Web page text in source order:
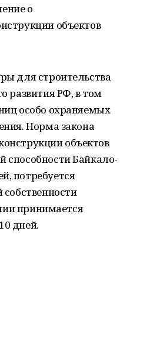
о
объектов
для строительства
развития РФ, в том
особо охраняемых
Норма закона
объектов
способности Байкало-
потребуется
принимается
дней.